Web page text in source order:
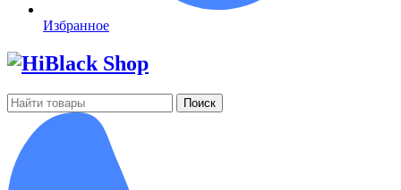
Избранное
Поиск